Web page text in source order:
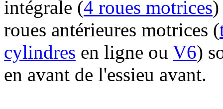
intégrale (4 roues motrices)
roues antérieures motrices (
cylindres en ligne ou V6)
en avant de l'essieu avant.